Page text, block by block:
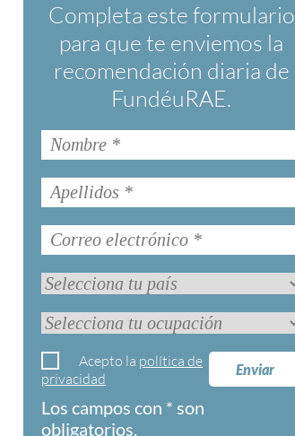
Completa este formulario
para que te enviemos la
recomendación diaria de
FundéuRAE.
Enviar
Acepto la política de
privacidad
Los campos con * son
obligatorios.